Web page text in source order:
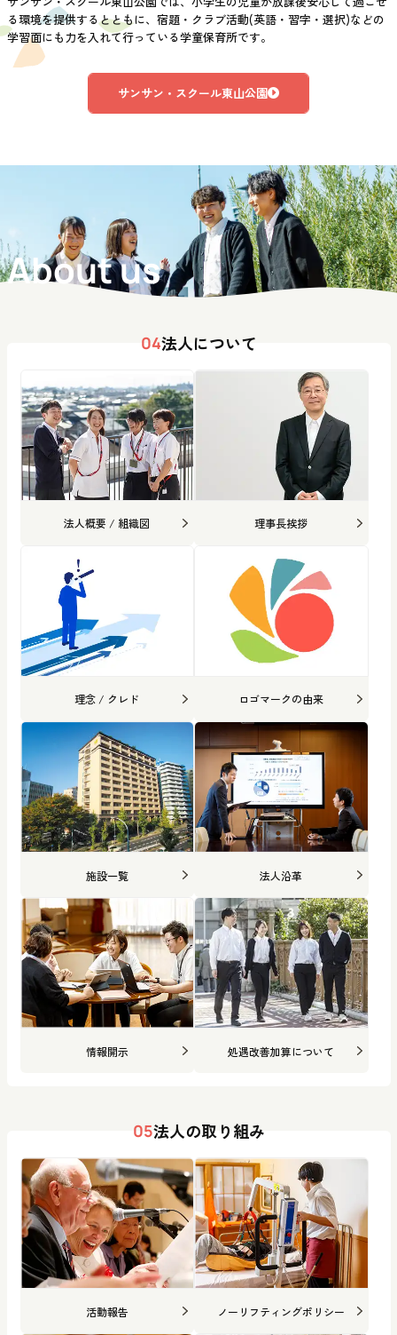
る環境を提供するとともに、宿題・クラブ活動(英語・習字・選択)などの
学習面にも力を入れて行っている学童保育所です。
サンサン・スクール東山公園
About us
04法人について
法人概要 / 組織図 理事長挨拶
理念 / クレド ロゴマークの由来
施設一覧 法人沿革
情報開示 処遇改善加算について
05法人の取り組み
活動報告 ノーリフティングポリシー